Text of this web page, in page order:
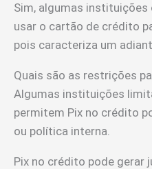
Sim, algumas
usar o cartão de crédito
pois caracteriza um
Quais são as restrições
Algumas instituições
permitem Pix no crédito
ou política interna.
Pix no crédito pode gerar